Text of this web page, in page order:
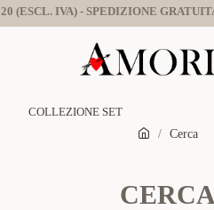
(ESCL. IVA) - SPEDIZIONE
COLLEZIONE SET
Cerca
CERCA